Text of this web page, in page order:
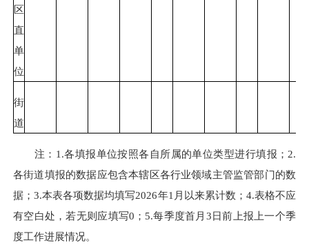
区
直
单
位
街
道
注：1.各填报单位按照各自所属的单位类型进行填报；2.
各街道填报的数据应包含本辖区各行业领域主管监管部门的数
据；3.本表各项数据均填写2026年1月以来累计数；4.表格不应
有空白处，若无则应填写0；5.每季度首月3日前上报上一个季
度工作进展情况。